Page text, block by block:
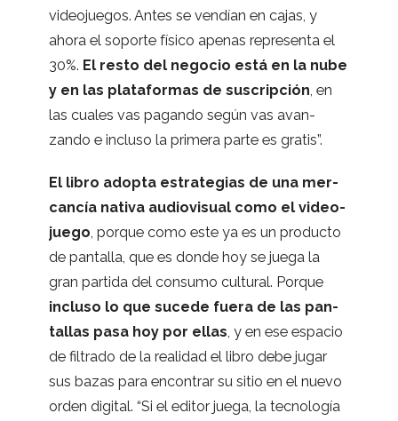
video­jue­gos. Antes se ven­dían en cajas, y
ahora el soporte físico ape­nas repre­senta el
30%. El resto del nego­cio está en la nube
y en las pla­ta­for­mas de sus­crip­ción , en
las cua­les vas pagando según vas avan­
zando e incluso la pri­mera parte es gratis”.
El libro adopta estra­te­gias de una mer­
can­cía nativa audio­vi­sual como el video­
juego , por­que como este ya es un pro­ducto
de pan­ta­lla, que es donde hoy se juega la
gran par­tida del con­sumo cul­tu­ral. Por­que
incluso lo que sucede fuera de las pan­
ta­llas pasa hoy por ellas , y en ese espa­cio
de fil­trado de la reali­dad el libro debe jugar
sus bazas para encon­trar su sitio en el nuevo
orden digi­tal. “Si el edi­tor juega, la tec­no­lo­gía